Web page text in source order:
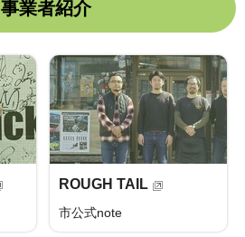
事業者紹介
ROUGH TAIL
市公式note